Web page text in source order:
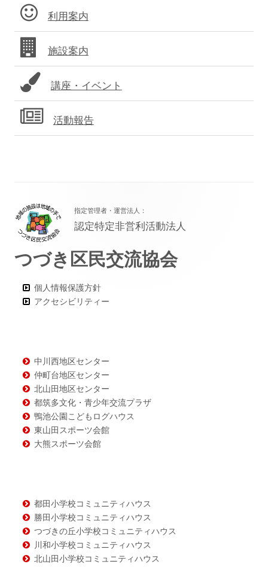
ド
バ
ー
利用案内
施設案内
講座・イベント
活動報告
ッ
タ
ー・
ン
ツ
指定管理者・運営法人：
認定特定非営利活動法人
つづき区民交流協会
個人情報保護方針
アクセシビリティー
中川西地区センター
仲町台地区センター
北山田地区センター
都筑多文化・青少年交流プラザ
鴨池公園こどもログハウス
東山田スポーツ会館
大熊スポーツ会館
都田小学校コミュニティハウス
勝田小学校コミュニティハウス
つづきの丘小学校コミュニティハウス
川和小学校コミュニティハウス
北山田小学校コミュニティハウス